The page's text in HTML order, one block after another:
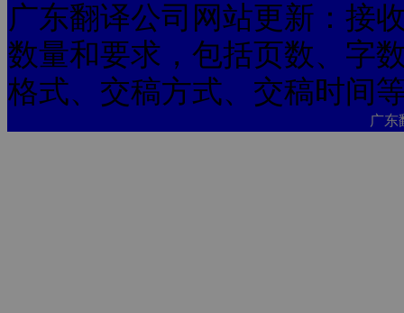
广东翻译公司网站更新：接
数量和要求，包括页数、字
格式、交稿方式、交稿时间
广东